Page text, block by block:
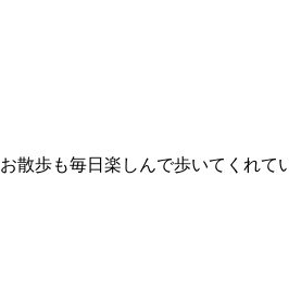
お散歩も毎日楽しんで歩いてくれて